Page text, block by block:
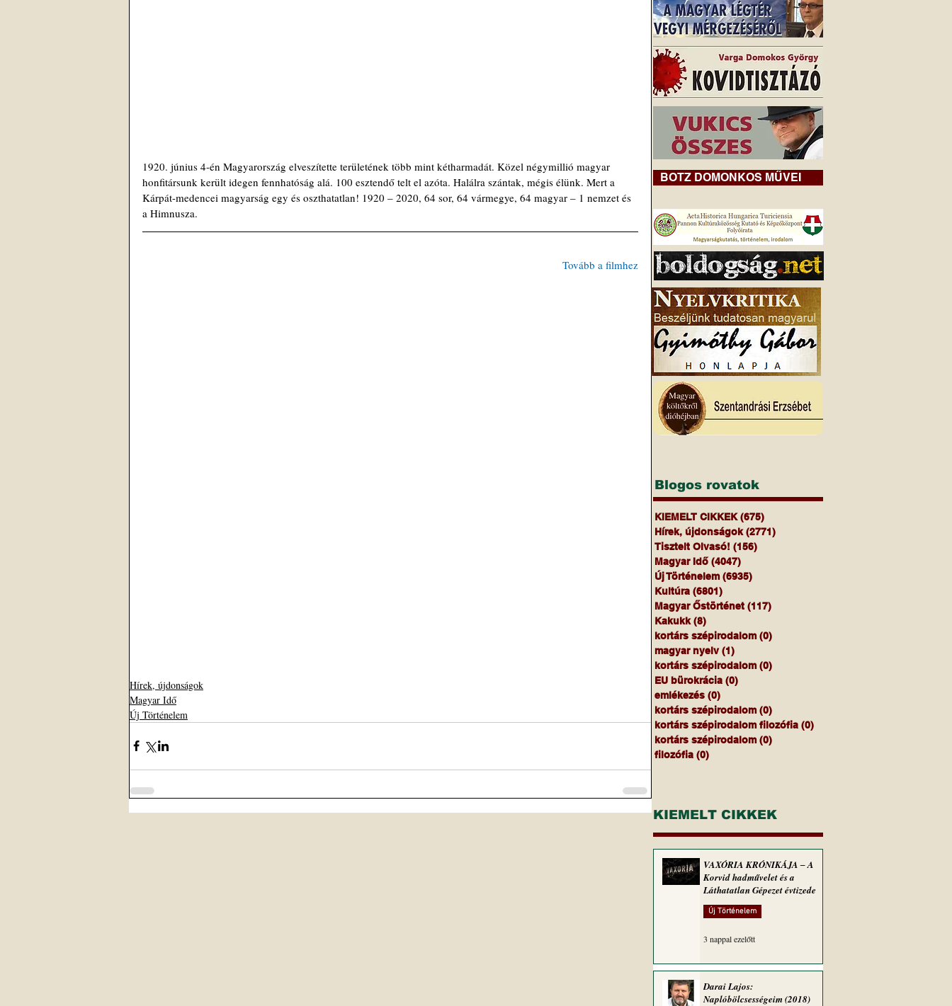
1920. június 4-én Magyarország elveszítette területének több mint kétharmadát. Közel négymillió magyar
honfitársunk került idegen fennhatóság alá. 100 esztendő telt el azóta. Halálra szántak, mégis élünk. Mert a
Kárpát-medencei magyarság egy és oszthatatlan! 1920 – 2020, 64 sor, 64 vármegye, 64 magyar – 1 nemzet és
a Himnusza.
Tovább a filmhez
Hírek, újdonságok
Magyar Idő
Új Történelem
BOTZ DOMONKOS MŰVEI
Blogos rovatok
KIEMELT CIKKEK (675)
Hírek, újdonságok (2771)
Tisztelt Olvasó! (156)
Magyar Idő (4047)
Új Történelem (6935)
Kultúra (6801)
Magyar Őstörténet (117)
Kakukk (8)
kortárs szépirodalom (0)
magyar nyelv (1)
kortárs szépirodalom (0)
EU bürokrácia (0)
emlékezés (0)
kortárs szépirodalom (0)
kortárs szépirodalom filozófia (0)
kortárs szépirodalom (0)
filozófia (0)
KIEMELT CIKKEK
VAXÓRIA KRÓNIKÁJA ‒ A
Korvid hadművelet és a
Láthatatlan Gépezet évtizede
Új Történelem
3 nappal ezelőtt
Darai Lajos:
Naplóbölcsességeim (2018)